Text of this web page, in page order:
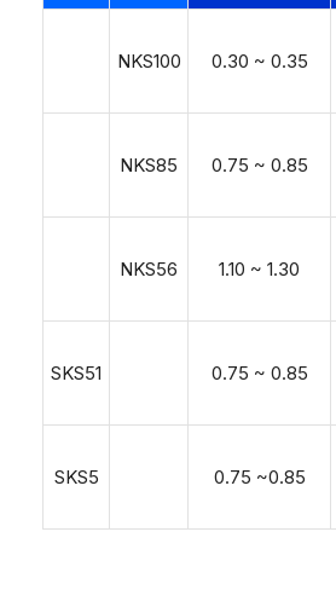
NKS100 0.30 ~ 0.35
NKS85 0.75 ~ 0.85
NKS56 1.10 ~ 1.30
SKS51 0.75 ~ 0.85
SKS5 0.75 ~0.85